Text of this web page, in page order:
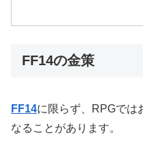
FF14の金策
FF14に限らず、RPGでは
なることがあります。